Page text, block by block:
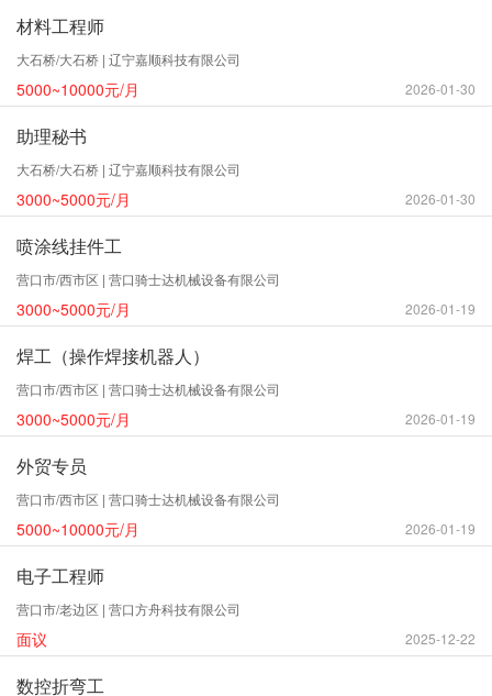
材料工程师
大石桥/大石桥 | 辽宁嘉顺科技有限公司
5000~10000元/月 2026-01-30
助理秘书
大石桥/大石桥 | 辽宁嘉顺科技有限公司
3000~5000元/月 2026-01-30
喷涂线挂件工
营口市/西市区 | 营口骑士达机械设备有限公司
3000~5000元/月 2026-01-19
焊工（操作焊接机器人）
营口市/西市区 | 营口骑士达机械设备有限公司
3000~5000元/月 2026-01-19
外贸专员
营口市/西市区 | 营口骑士达机械设备有限公司
5000~10000元/月 2026-01-19
电子工程师
营口市/老边区 | 营口方舟科技有限公司
面议 2025-12-22
数控折弯工